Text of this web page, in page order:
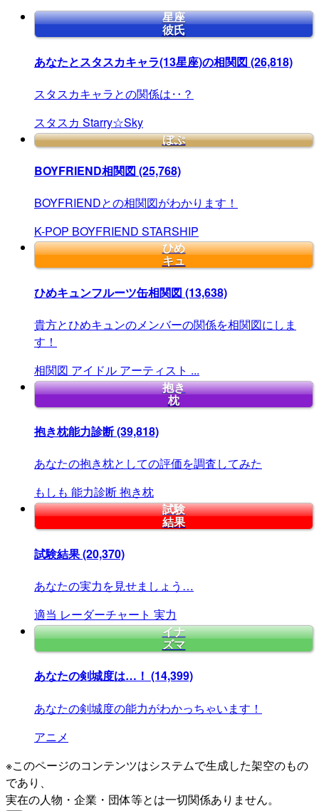
星座
彼氏
あなたとスタスカキャラ(13星座)の相関図 (26,818)
スタスカキャラとの関係は‥？
スタスカ Starry☆Sky
ぼぷ
BOYFRIEND相関図 (25,768)
BOYFRIENDとの相関図がわかります！
K-POP BOYFRIEND STARSHIP
ひめ
キュ
ひめキュンフルーツ缶相関図 (13,638)
貴方とひめキュンのメンバーの関係を相関図にしま
す！
相関図 アイドル アーティスト ...
抱き
枕
抱き枕能力診断(39,818)
あなたの抱き枕としての評価を調査してみた
もしも 能力診断抱き枕
試験
結果
試験結果(20,370)
あなたの実力を見せましょう…
適当 レーダーチャート 実力
イナ
ズマ
あなたの剣城度は…！ (14,399)
あなたの剣城度の能力がわかっちゃいます！
アニメ
※このページのコンテンツはシステムで生成した架空のもの
であり、
実在の人物・企業・団体等とは一切関係ありません。